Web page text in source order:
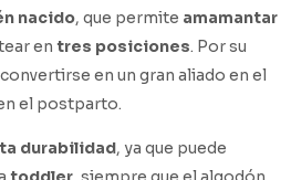
nacido, que permite amamantar
en tres posiciones. Por su
en un gran aliado en el
el postparto.
durabilidad, ya que puede